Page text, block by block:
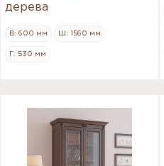
дерева
В: 600 мм Ш: 1560 мм
Г: 530 мм